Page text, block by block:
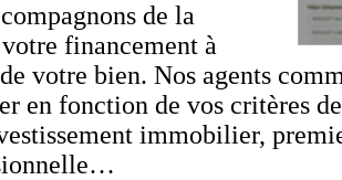
de la
financement à
votre bien. Nos agents
en fonction de vos critères
immobilier,